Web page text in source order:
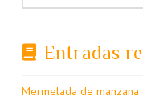
Entradas
Mermelada de manzana